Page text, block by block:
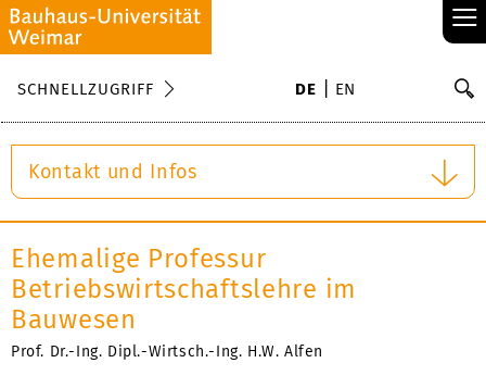
≡
SCHNELLZUGRIFF DE EN
Kontakt und Infos
Ehemalige Professur
Betriebswirtschaftslehre im
Bauwesen
Prof. Dr.-Ing. Dipl.-Wirtsch.-Ing. H.W. Alfen